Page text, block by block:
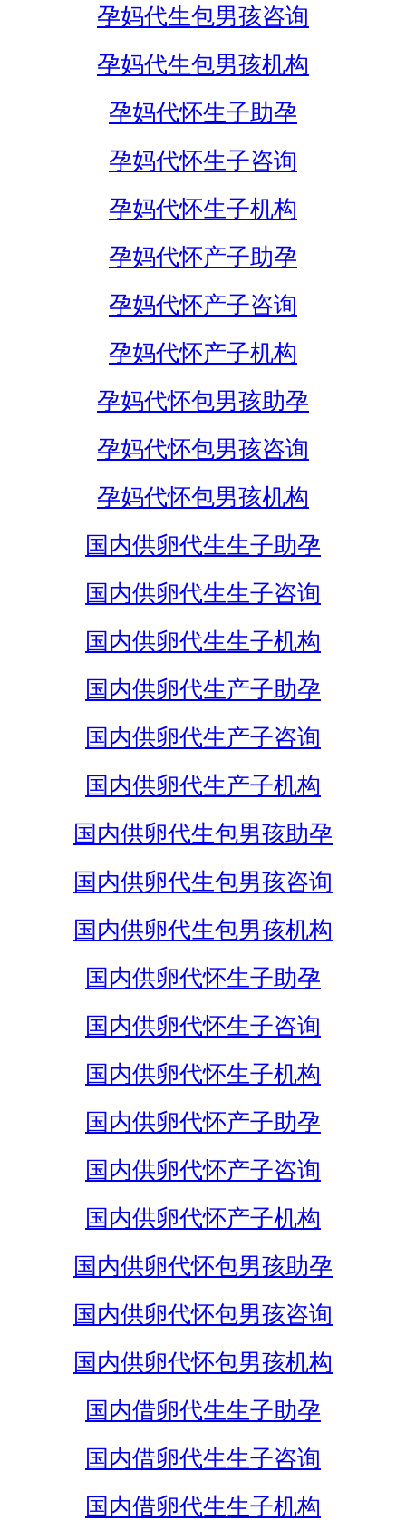
孕妈代生包男孩咨询
孕妈代生包男孩机构
孕妈代怀生子助孕
孕妈代怀生子咨询
孕妈代怀生子机构
孕妈代怀产子助孕
孕妈代怀产子咨询
孕妈代怀产子机构
孕妈代怀包男孩助孕
孕妈代怀包男孩咨询
孕妈代怀包男孩机构
国内供卵代生生子助孕
国内供卵代生生子咨询
国内供卵代生生子机构
国内供卵代生产子助孕
国内供卵代生产子咨询
国内供卵代生产子机构
国内供卵代生包男孩助孕
国内供卵代生包男孩咨询
国内供卵代生包男孩机构
国内供卵代怀生子助孕
国内供卵代怀生子咨询
国内供卵代怀生子机构
国内供卵代怀产子助孕
国内供卵代怀产子咨询
国内供卵代怀产子机构
国内供卵代怀包男孩助孕
国内供卵代怀包男孩咨询
国内供卵代怀包男孩机构
国内借卵代生生子助孕
国内借卵代生生子咨询
国内借卵代生生子机构